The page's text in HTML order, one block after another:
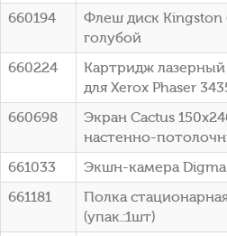
660194
Флеш диск Kingston
голубой
660224
Картридж лазерный
для Xerox Phaser
660698
Экран Cactus
настенно-
661033
Экшн-камера Digma
661181
Полка
(упак.:1шт)